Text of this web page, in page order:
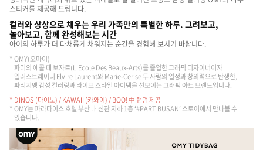
스티커를 제공해 드립니다.
컬러와 상상으로 채우는 우리 가족만의 특별한 하루. 그려보고,
놀아보고, 함께 완성해보는 시간
아이의 하루가 더 다채롭게 채워지는 순간을 경험해 보시기 바랍니다.
OMY(오마이)
파리의 에콜 데 보자르(L'Ecole Des Beaux-Arts)를 졸업한 그래픽 디자이너이자
일러스트레이터 Elvire Laurent와 Marie-Cerise 두 사람의 열정과 창의력으로 탄생한,
파리지앵 감성 컬러링과 라이프 스타일 아이템을 선보이는 그래픽 아트 브랜드입니다.
DINOS (다이노) / KAWAII (카와이) / BOO! 中 랜덤 제공
OMY는 파라다이스 호텔 부산 내 신관 지하 1층 ‘#PART BUSAN’ 스토어에서 만나볼 수
있습니다.